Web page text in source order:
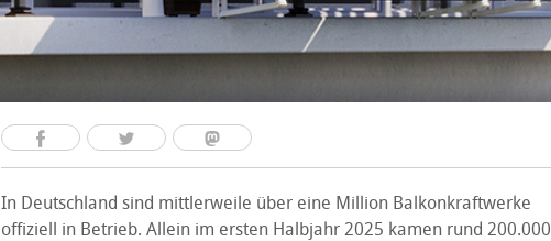
In Deutschland sind mittlerweile über eine Million Balkonkraftwerke
offiziell in Betrieb. Allein im ersten Halbjahr 2025 kamen rund 200.000